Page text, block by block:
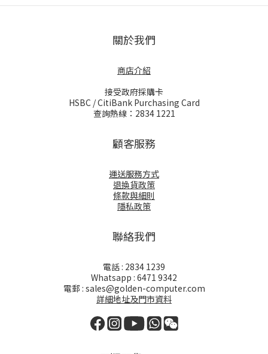
關於我們
商店介紹
接受政府採購卡
HSBC / CitiBank Purchasing Card
查詢熱線：2834 1221
顧客服務
運送服務方式
退換貨政策
條款與細則
隱私政策
聯絡我們
電話 : 2834 1239
Whatsapp : 6471 9342
電郵 : sales@golden-computer.com
詳細地址及門市資料